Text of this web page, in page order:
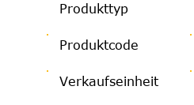
Produkttyp
Produktcode
Verkaufseinheit